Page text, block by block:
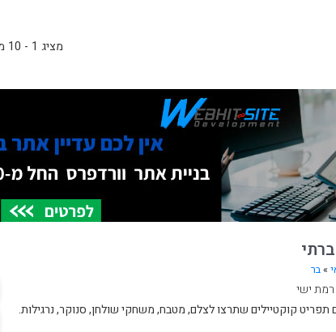
מציג 1 - 10 מ 96
»בר
קוקטיילים שתרצו לצלם, מטבח, משחקי שולחן, סנוקר, נרגילות.